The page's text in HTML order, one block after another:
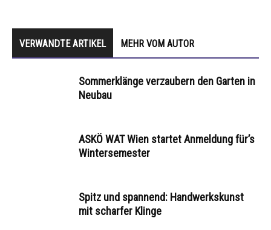
VERWANDTE ARTIKEL MEHR VOM AUTOR
Sommerklänge verzaubern den Garten in
Neubau
ASKÖ WAT Wien startet Anmeldung für’s
Wintersemester
Spitz und spannend: Handwerkskunst
mit scharfer Klinge